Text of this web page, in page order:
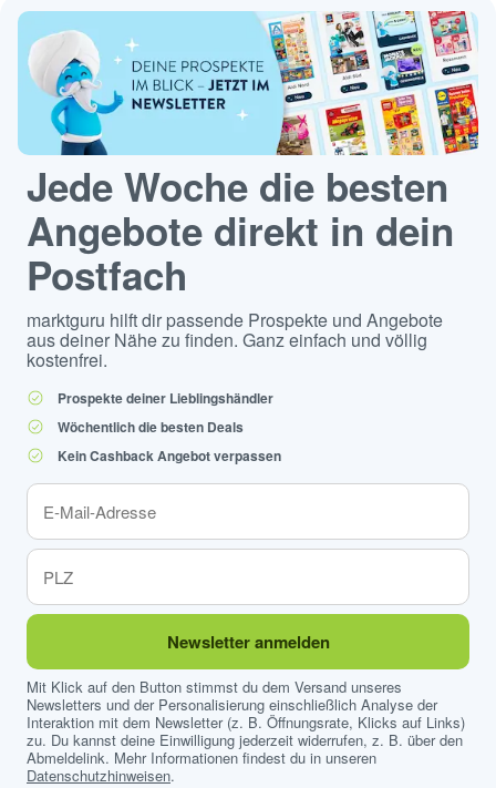
Jede Woche die besten
Angebote direkt in dein
Postfach
marktguru hilft dir passende Prospekte und Angebote
aus deiner Nähe zu finden. Ganz einfach und völlig
kostenfrei.
Prospekte deiner Lieblingshändler
Wöchentlich die besten Deals
Kein Cashback Angebot verpassen
Newsletter anmelden
Mit Klick auf den Button stimmst du dem Versand unseres
Newsletters und der Personalisierung einschließlich Analyse der
Interaktion mit dem Newsletter (z. B. Öffnungsrate, Klicks auf Links)
zu. Du kannst deine Einwilligung jederzeit widerrufen, z. B. über den
Abmeldelink. Mehr Informationen findest du in unseren
Datenschutzhinweisen.